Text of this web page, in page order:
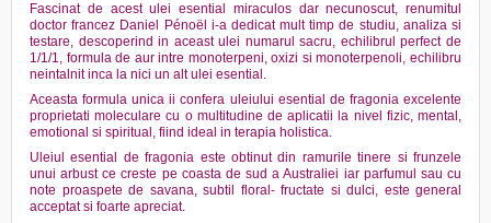
Fascinat de acest ulei esential miraculos dar necunoscut, renumitul
doctor francez Daniel Pénoël i-a dedicat mult timp de studiu, analiza si
testare, descoperind in aceast ulei numarul sacru, echilibrul perfect de
1/1/1, formula de aur intre monoterpeni, oxizi si monoterpenoli, echilibru
neintalnit inca la nici un alt ulei esential.
Aceasta formula unica ii confera uleiului esential de fragonia excelente
proprietati moleculare cu o multitudine de aplicatii la nivel fizic, mental,
emotional si spiritual, fiind ideal in terapia holistica.
Uleiul esential de fragonia este obtinut din ramurile tinere si frunzele
unui arbust ce creste pe coasta de sud a Australiei iar parfumul sau cu
note proaspete de savana, subtil floral- fructate si dulci, este general
acceptat si foarte apreciat.